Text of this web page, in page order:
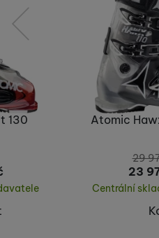
Atomic
29
23
Centrální
130